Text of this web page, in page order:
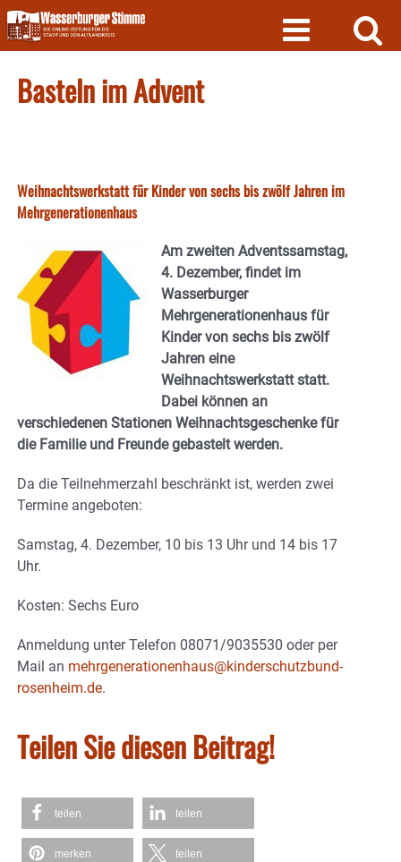
Skip
to
content
Basteln im Advent
Weihnachtswerkstatt für Kinder von sechs bis zwölf Jahren im
Mehrgenerationenhaus
Am zweiten Adventssamstag,
4. Dezember, findet im
Wasserburger
Mehrgenerationenhaus für
Kinder von sechs bis zwölf
Jahren eine
Weihnachtswerkstatt statt.
Dabei können an
verschiedenen Stationen Weihnachtsgeschenke für
die Familie und Freunde gebastelt werden.
Da die Teilnehmerzahl beschränkt ist, werden zwei
Termine angeboten:
Samstag, 4. Dezember, 10 bis 13 Uhr und 14 bis 17
Uhr.
Kosten: Sechs Euro
Anmeldung unter Telefon 08071/9035530 oder per
Mail an mehrgenerationenhaus@kinderschutzbund-
rosenheim.de.
Teilen Sie diesen Beitrag!
teilen teilen
merken teilen